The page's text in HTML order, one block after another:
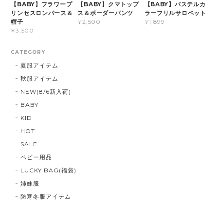
【BABY】フラワープ
リンセスロンパース＆
帽子
¥3,500
【BABY】クマトップ
ス＆ボーダーパンツ
¥2,500
【BABY】パステルカ
ラーフリルサロペット
¥1,899
CATEGORY
夏服アイテム
秋服アイテム
NEW(8/6新入荷)
BABY
KID
HOT
SALE
ベビー用品
LUCKY BAG(福袋)
姉妹服
防寒冬服アイテム